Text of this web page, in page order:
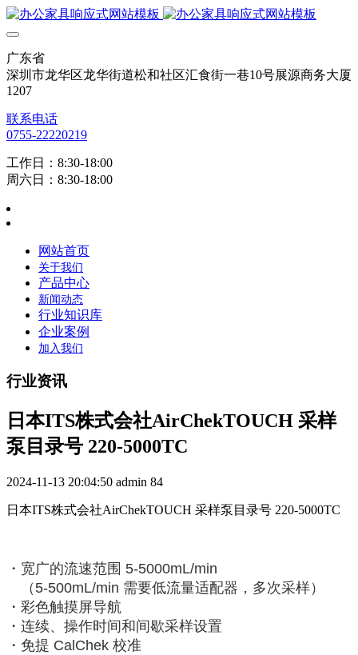
广东省
深圳市龙华区龙华街道松和社区汇食街一巷10号展源商务大厦
1207
联系电话
0755-22220219
工作日：8:30-18:00
周六日：8:30-18:00
网站首页
关于我们
产品中心
新闻动态
行业知识库
企业案例
加入我们
行业资讯
日本ITS株式会社AirChekTOUCH 采样
泵目录号 220-5000TC
2024-11-13 20:04:50 admin 84
日本ITS株式会社AirChekTOUCH 采样泵目录号 220-5000TC
・宽广的流速范围 5-5000mL/min
（5-500mL/min 需要低流量适配器，多次采样）
・彩色触摸屏导航
・连续、操作时间和间歇采样设置
・免提 CalChek 校准